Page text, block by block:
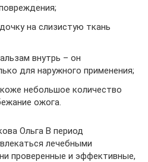
на слизистую ткань
внутрь – он
для наружного применения;
небольшое количество
ожога.
Ольга В период
лечебными
проверенные и эффективные,